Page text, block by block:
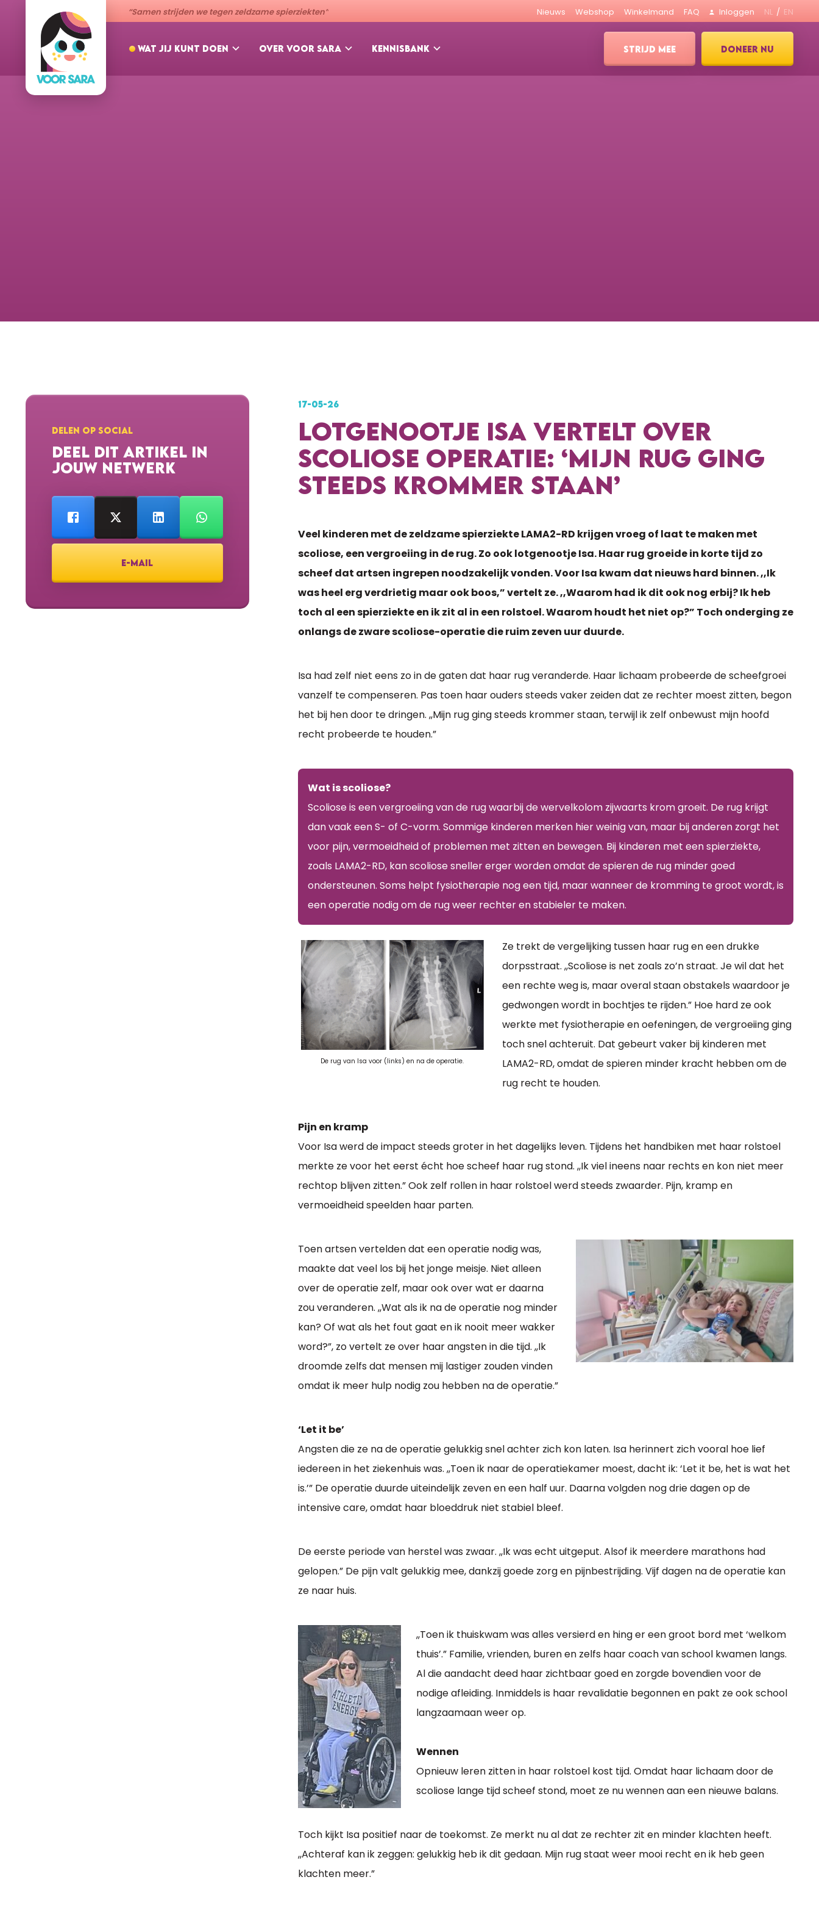
“Samen strijden we tegen zeldzame spierziekten” Nieuws Webshop Winkelmand FAQ Inloggen NL EN
WAT JIJ KUNT DOEN OVER VOOR SARA KENNISBANK STRIJD MEE DONEER NU
17-05-26
LOTGENOOTJE ISA VERTELT OVER
SCOLIOSE OPERATIE: ‘MIJN RUG GING
STEEDS KROMMER STAAN’
Veel kinderen met de zeldzame spierziekte LAMA2-RD krijgen vroeg of laat te maken met
scoliose, een vergroeiing in de rug. Zo ook lotgenootje Isa. Haar rug groeide in korte tijd zo
scheef dat artsen ingrepen noodzakelijk vonden. Voor Isa kwam dat nieuws hard binnen. ,,Ik
was heel erg verdrietig maar ook boos,” vertelt ze. ,,Waarom had ik dit ook nog erbij? Ik heb
toch al een spierziekte en ik zit al in een rolstoel. Waarom houdt het niet op?” Toch onderging ze
onlangs de zware scoliose-operatie die ruim zeven uur duurde.
Isa had zelf niet eens zo in de gaten dat haar rug veranderde. Haar lichaam probeerde de scheefgroei
vanzelf te compenseren. Pas toen haar ouders steeds vaker zeiden dat ze rechter moest zitten, begon
het bij hen door te dringen. ,,Mijn rug ging steeds krommer staan, terwijl ik zelf onbewust mijn hoofd
recht probeerde te houden.”
Wat is scoliose?
Scoliose is een vergroeiing van de rug waarbij de wervelkolom zijwaarts krom groeit. De rug krijgt
dan vaak een S- of C-vorm. Sommige kinderen merken hier weinig van, maar bij anderen zorgt het
voor pijn, vermoeidheid of problemen met zitten en bewegen. Bij kinderen met een spierziekte,
zoals LAMA2-RD, kan scoliose sneller erger worden omdat de spieren de rug minder goed
ondersteunen. Soms helpt fysiotherapie nog een tijd, maar wanneer de kromming te groot wordt, is
een operatie nodig om de rug weer rechter en stabieler te maken.
De rug van Isa voor (links) en na de operatie.
Ze trekt de vergelijking tussen haar rug en een drukke
dorpsstraat. ,,Scoliose is net zoals zo’n straat. Je wil dat het
een rechte weg is, maar overal staan obstakels waardoor je
gedwongen wordt in bochtjes te rijden.” Hoe hard ze ook
werkte met fysiotherapie en oefeningen, de vergroeiing ging
toch snel achteruit. Dat gebeurt vaker bij kinderen met
LAMA2-RD, omdat de spieren minder kracht hebben om de
rug recht te houden.
Pijn en kramp
Voor Isa werd de impact steeds groter in het dagelijks leven. Tijdens het handbiken met haar rolstoel
merkte ze voor het eerst écht hoe scheef haar rug stond. ,,Ik viel ineens naar rechts en kon niet meer
rechtop blijven zitten.” Ook zelf rollen in haar rolstoel werd steeds zwaarder. Pijn, kramp en
vermoeidheid speelden haar parten.
Toen artsen vertelden dat een operatie nodig was,
maakte dat veel los bij het jonge meisje. Niet alleen
over de operatie zelf, maar ook over wat er daarna
zou veranderen. ,,Wat als ik na de operatie nog minder
kan? Of wat als het fout gaat en ik nooit meer wakker
word?”, zo vertelt ze over haar angsten in die tijd. ,,Ik
droomde zelfs dat mensen mij lastiger zouden vinden
omdat ik meer hulp nodig zou hebben na de operatie.”
‘Let it be’
Angsten die ze na de operatie gelukkig snel achter zich kon laten. Isa herinnert zich vooral hoe lief
iedereen in het ziekenhuis was. ,,Toen ik naar de operatiekamer moest, dacht ik: ‘Let it be, het is wat het
is.’” De operatie duurde uiteindelijk zeven en een half uur. Daarna volgden nog drie dagen op de
intensive care, omdat haar bloeddruk niet stabiel bleef.
De eerste periode van herstel was zwaar. ,,Ik was echt uitgeput. Alsof ik meerdere marathons had
gelopen.” De pijn valt gelukkig mee, dankzij goede zorg en pijnbestrijding. Vijf dagen na de operatie kan
ze naar huis.
,,Toen ik thuiskwam was alles versierd en hing er een groot bord met ‘welkom
thuis’.” Familie, vrienden, buren en zelfs haar coach van school kwamen langs.
Al die aandacht deed haar zichtbaar goed en zorgde bovendien voor de
nodige afleiding. Inmiddels is haar revalidatie begonnen en pakt ze ook school
langzaamaan weer op.
Wennen
Opnieuw leren zitten in haar rolstoel kost tijd. Omdat haar lichaam door de
scoliose lange tijd scheef stond, moet ze nu wennen aan een nieuwe balans.
Toch kijkt Isa positief naar de toekomst. Ze merkt nu al dat ze rechter zit en minder klachten heeft.
,,Achteraf kan ik zeggen: gelukkig heb ik dit gedaan. Mijn rug staat weer mooi recht en ik heb geen
klachten meer.”
DELEN OP SOCIAL
DEEL DIT ARTIKEL IN
JOUW NETWERK
E-MAIL